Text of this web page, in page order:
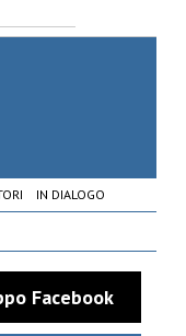
IN DIALOGO
Facebook